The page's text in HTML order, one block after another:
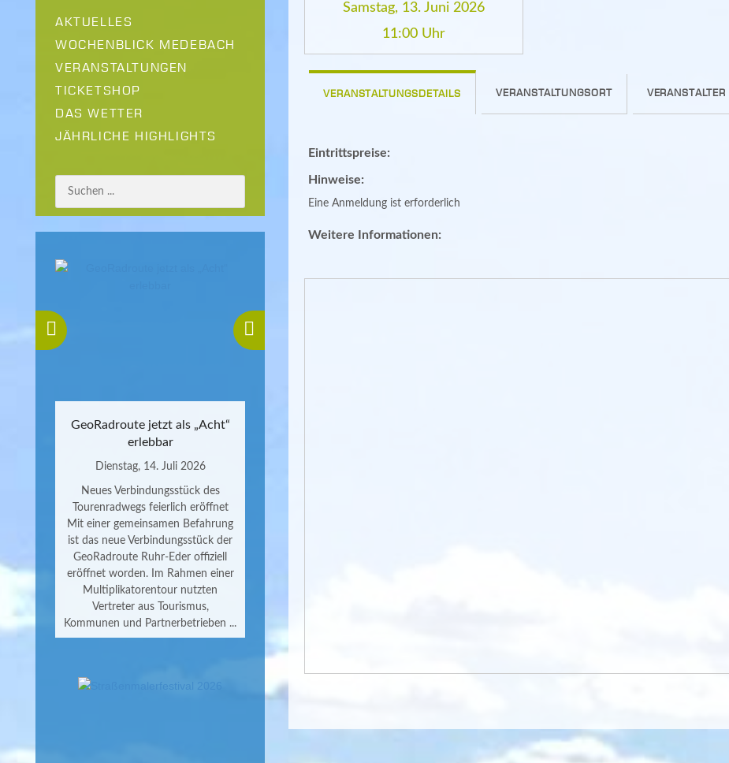
AKTUELLES
WOCHENBLICK MEDEBACH
VERANSTALTUNGEN
TICKETSHOP
DAS WETTER
JÄHRLICHE HIGHLIGHTS
GeoRadroute jetzt als „Acht“
erlebbar
Dienstag, 14. Juli 2026
Neues Verbindungsstück des
Tourenradwegs feierlich eröffnet
Mit einer gemeinsamen Befahrung
ist das neue Verbindungsstück der
GeoRadroute Ruhr-Eder offiziell
eröffnet worden. Im Rahmen einer
Multiplikatorentour nutzten
Vertreter aus Tourismus,
Kommunen und Partnerbetrieben ...
Samstag, 13. Juni 2026
11:00 Uhr
VERANSTALTUNGSDETAILS VERANSTALTUNGSORT VERANSTALTER
Eintrittspreise:
Hinweise:
Eine Anmeldung ist erforderlich
Weitere Informationen: